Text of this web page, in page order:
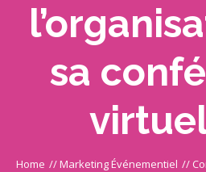
sa
Home //Marketing Événementiel //